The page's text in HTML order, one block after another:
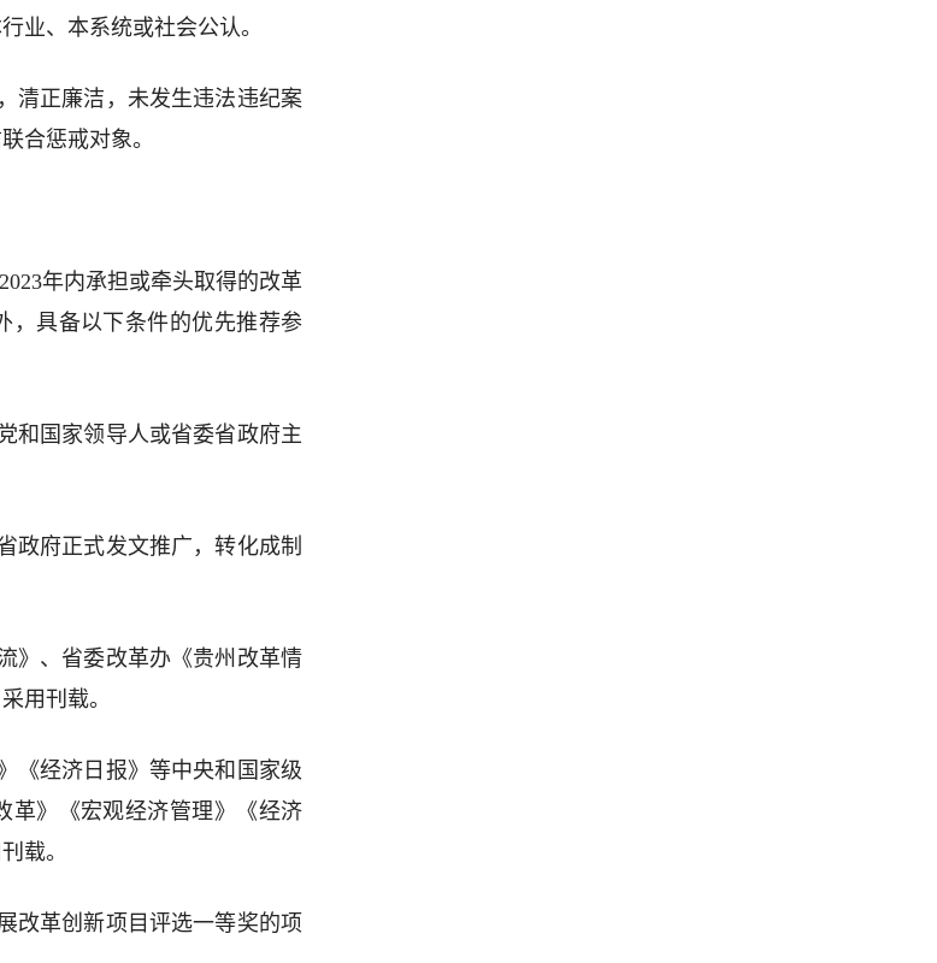
业、本系统或社会公认。
清正廉洁，未发生违法违纪案
合惩戒对象。
年内承担或牵头取得的改革
，具备以下条件的优先推荐参
和国家领导人或省委省政府主
政府正式发文推广，转化成制
》、省委改革办《贵州改革情
用刊载。
《经济日报》等中央和国家级
革》《宏观经济管理》《经济
载。
改革创新项目评选一等奖的项